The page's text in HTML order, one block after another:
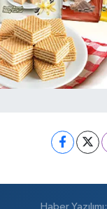
Haber Yazılımı: